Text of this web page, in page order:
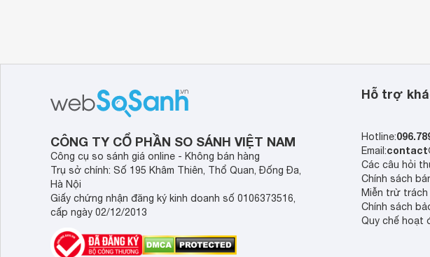
CÔNG TY CỔ PHẦN SO SÁNH VIỆT NAM
Công cụ so sánh giá online - Không bán hàng
Trụ sở chính: Số 195 Khâm Thiên, Thổ Quan, Đống Đa,
Hà Nội
Giấy chứng nhận đăng ký kinh doanh số 0106373516,
cấp ngày 02/12/2013
Hỗ trợ
Hotline:
Email:
Các câu hỏi
Chính sách
Miễn trừ trách
Chính sách
Quy chế hoạt